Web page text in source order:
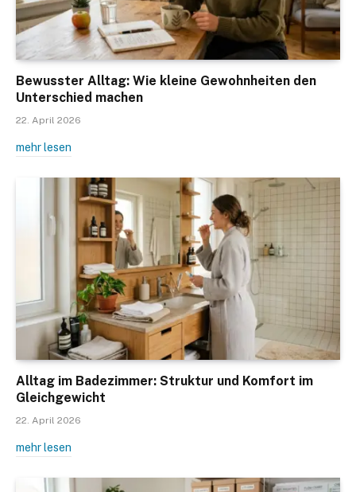
Bewusster Alltag: Wie kleine Gewohnheiten den
Unterschied machen
22. April 2026
mehr lesen
Alltag im Badezimmer: Struktur und Komfort im
Gleichgewicht
22. April 2026
mehr lesen